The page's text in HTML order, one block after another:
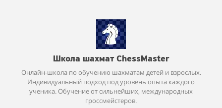
Школа шахмат ChessMaster
Онлайн-школа по обучению шахматам детей и взрослых.
Индивидуальный подход под уровень опыта каждого
ученика. Обучение от сильнейших, международных
гроссмейстеров.